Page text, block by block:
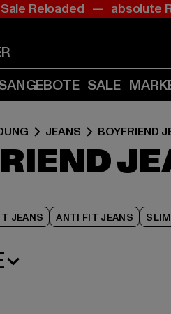
Zum
(Enter
drücken)
Zum
(Enter
drücken)
Reloaded — absolute
SALE
JEANS BOYFRIEND
JEANS ANTI FIT JEANS
Zum
(Enter
drücken)